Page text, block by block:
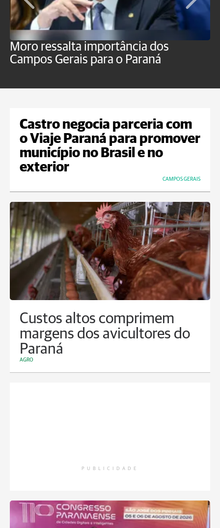
Moro ressalta importância dos
Campos Gerais para o Paraná
Castro negocia parceria com
o Viaje Paraná para promover
município no Brasil e no
exterior
CAMPOS GERAIS
Custos altos comprimem
margens dos avicultores do
Paraná
AGRO
PUBLICIDADE